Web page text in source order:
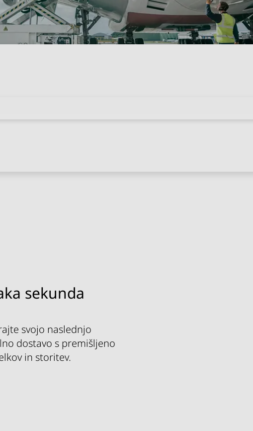
sekunda
svojo naslednjo
dostavo s premišljeno
in storitev.